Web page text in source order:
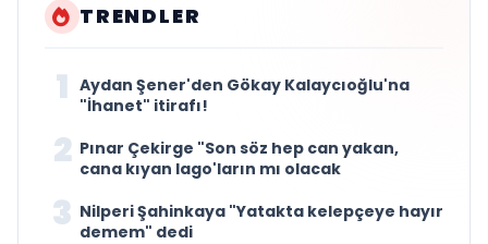
TRENDLER
1 Aydan Şener'den Gökay Kalaycıoğlu'na
"İhanet" itirafı!
2 Pınar Çekirge "Son söz hep can yakan,
cana kıyan Iago'ların mı olacak
3 Nilperi Şahinkaya "Yatakta kelepçeye hayır
demem" dedi